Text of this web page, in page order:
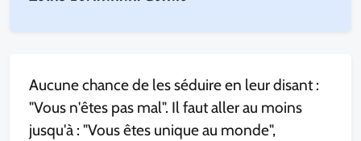
Aucune chance de les séduire en leur disant :
"Vous n'êtes pas mal". Il faut aller au moins
jusqu'à : "Vous êtes unique au monde",